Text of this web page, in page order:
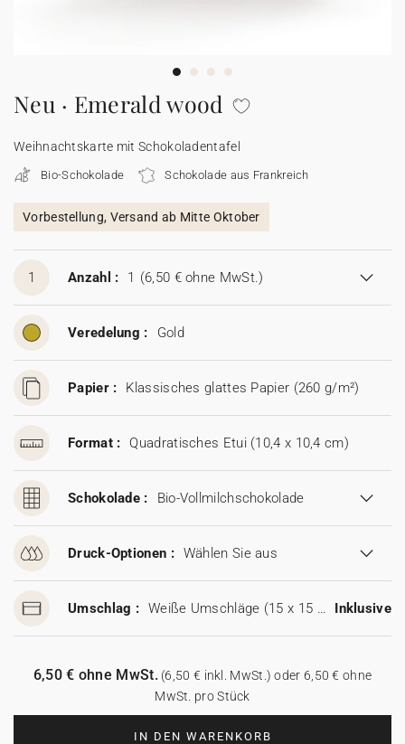
Aufkleber
Neu · Emerald wood
Weihnachtskarte mit Schokoladentafel
Bio-Schokolade Schokolade aus Frankreich
Vorbestellung, Versand ab Mitte Oktober
1 Anzahl : 1 (6,50 € ohne MwSt.)
Veredelung : Gold
Papier : Klassisches glattes Papier (260 g/m²)
Format : Quadratisches Etui (10,4 x 10,4 cm)
Schokolade : Bio-Vollmilchschokolade
Druck-Optionen : Wählen Sie aus
Umschlag : Weiße Umschläge (15 x 15 cm) Inklusive
IN DEN WARENKORB
6,50 € ohne MwSt.(6,50 € inkl. MwSt.) oder 6,50 € ohne
MwSt. pro Stück